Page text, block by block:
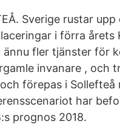
Sverige rustar
i förra
fler tjänster för
invanare , och
och förepas i
har
prognos 2018.